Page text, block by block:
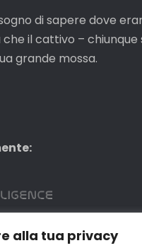
alla tua privacy
di sapere dove
che il cattivo – chiunque
grande mossa.